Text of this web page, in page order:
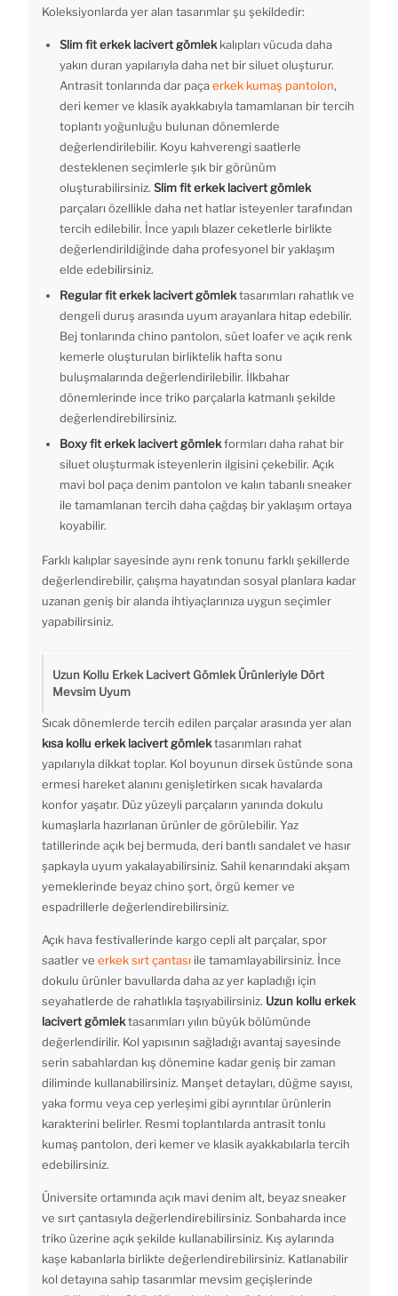
Koleksiyonlarda yer alan tasarımlar şu şekildedir:
Slim fit erkek lacivert gömlekkalıpları vücuda daha
yakın duran yapılarıyla daha net bir siluet oluşturur.
Antrasit tonlarında dar paçaerkek kumaş pantolon,
deri kemer ve klasik ayakkabıyla tamamlanan bir tercih
toplantı yoğunluğu bulunan dönemlerde
değerlendirilebilir. Koyu kahverengi saatlerle
desteklenen seçimlerle şık bir görünüm
oluşturabilirsiniz. Slim fit erkek lacivert gömlek
parçaları özellikle daha net hatlar isteyenler tarafından
tercih edilebilir. İnce yapılı blazer ceketlerle birlikte
değerlendirildiğinde daha profesyonel bir yaklaşım
elde edebilirsiniz.
Regular fit erkek lacivert gömlektasarımları rahatlık ve
dengeli duruş arasında uyum arayanlara hitap edebilir.
Bej tonlarında chino pantolon, süet loafer ve açık renk
kemerle oluşturulan birliktelik hafta sonu
buluşmalarında değerlendirilebilir. İlkbahar
dönemlerinde ince triko parçalarla katmanlı şekilde
değerlendirebilirsiniz.
Boxy fit erkek lacivert gömlekformları daha rahat bir
siluet oluşturmak isteyenlerin ilgisini çekebilir. Açık
mavi bol paça denim pantolon ve kalın tabanlı sneaker
ile tamamlanan tercih daha çağdaş bir yaklaşım ortaya
koyabilir.
Farklı kalıplar sayesinde aynı renk tonunu farklı şekillerde
değerlendirebilir, çalışma hayatından sosyal planlara kadar
uzanan geniş bir alanda ihtiyaçlarınıza uygun seçimler
yapabilirsiniz.
Uzun Kollu Erkek Lacivert Gömlek Ürünleriyle Dört
Mevsim Uyum
Sıcak dönemlerde tercih edilen parçalar arasında yer alan
kısa kollu erkek lacivert gömlektasarımları rahat
yapılarıyla dikkat toplar. Kol boyunun dirsek üstünde sona
ermesi hareket alanını genişletirken sıcak havalarda
konfor yaşatır. Düz yüzeyli parçaların yanında dokulu
kumaşlarla hazırlanan ürünler de görülebilir. Yaz
tatillerinde açık bej bermuda, deri bantlı sandalet ve hasır
şapkayla uyum yakalayabilirsiniz. Sahil kenarındaki akşam
yemeklerinde beyaz chino şort, örgü kemer ve
espadrillerle değerlendirebilirsiniz.
Açık hava festivallerinde kargo cepli alt parçalar, spor
saatler ve erkek sırt çantası ile tamamlayabilirsiniz. İnce
dokulu ürünler bavullarda daha az yer kapladığı için
seyahatlerde de rahatlıkla taşıyabilirsiniz. Uzun kollu erkek
lacivert gömlektasarımları yılın büyük bölümünde
değerlendirilir. Kol yapısının sağladığı avantaj sayesinde
serin sabahlardan kış dönemine kadar geniş bir zaman
diliminde kullanabilirsiniz. Manşet detayları, düğme sayısı,
yaka formu veya cep yerleşimi gibi ayrıntılar ürünlerin
karakterini belirler. Resmi toplantılarda antrasit tonlu
kumaş pantolon, deri kemer ve klasik ayakkabılarla tercih
edebilirsiniz.
Üniversite ortamında açık mavi denim alt, beyaz sneaker
ve sırt çantasıyla değerlendirebilirsiniz. Sonbaharda ince
triko üzerine açık şekilde kullanabilirsiniz. Kış aylarında
kaşe kabanlarla birlikte değerlendirebilirsiniz. Katlanabilir
kol detayına sahip tasarımlar mevsim geçişlerinde